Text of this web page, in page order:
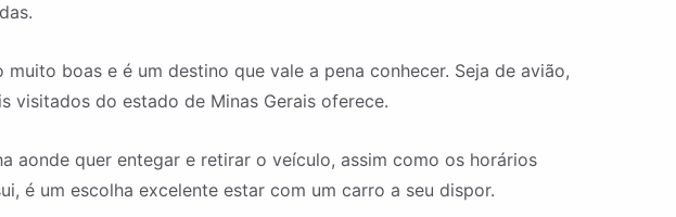
boas e é um destino que vale a pena conhecer. Seja de avião,
do estado de Minas Gerais oferece.
aonde quer entegar e retirar o veículo, assim como os horários
é um escolha excelente estar com um carro a seu dispor.